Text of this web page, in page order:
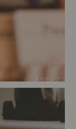
# リビング